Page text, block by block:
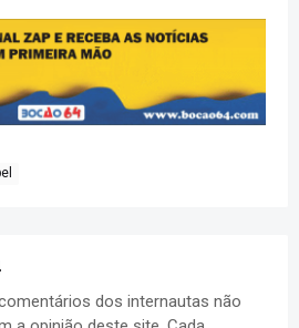
dos internautas não